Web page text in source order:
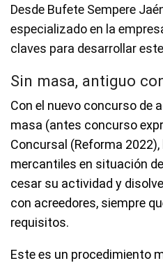
Desde Bufete Sempere
especializado en la
claves para desarrollar
Sin masa, antiguo
Con el nuevo concurso de
masa (antes concurso
Concursal (Reforma
mercantiles en situación
cesar su actividad y
con acreedores, siempre
requisitos.
Este es un procedimiento